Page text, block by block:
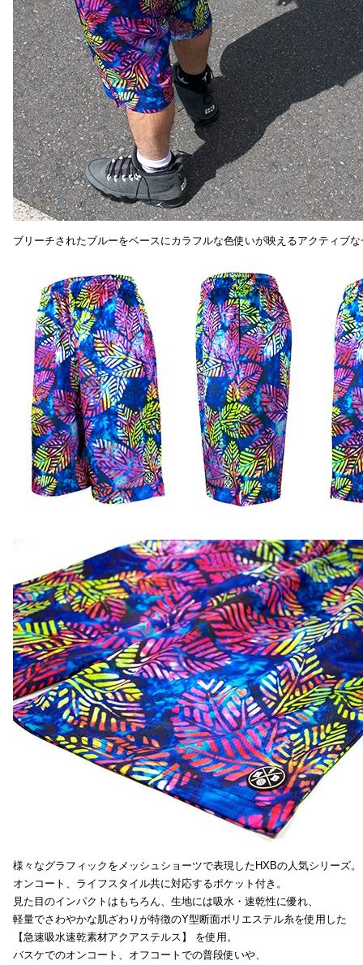
ブリーチされたブルーをベースにカラフルな色使いが映えるアクティブ
様々なグラフィックをメッシュショーツで表現したHXBの人気シリーズ。
オンコート、ライフスタイル共に対応するポケット付き。
見た目のインパクトはもちろん、生地には吸水・速乾性に優れ、
軽量でさわやかな肌ざわりが特徴のY型断面ポリエステル糸を使用した
【急速吸水速乾素材アクアステルス】 を使用。
バスケでのオンコート、オフコートでの普段使いや、